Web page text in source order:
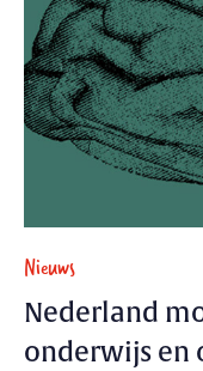
Nieuws
Nederland
onderwijs en